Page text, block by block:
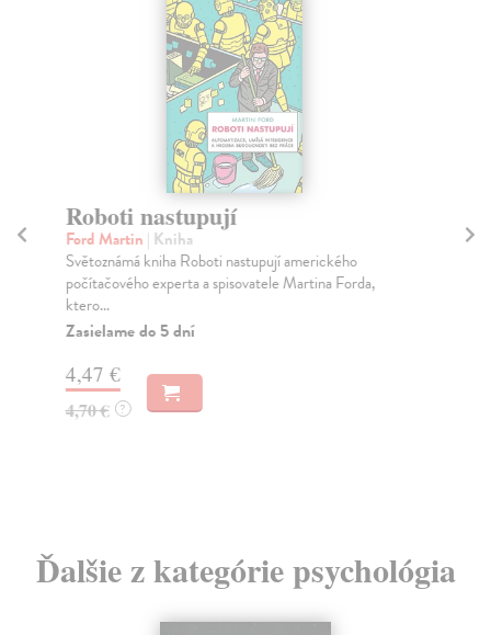
Roboti nastupují
Ford Martin | Kniha
Světoznámá kniha Roboti nastupují amerického
počítačového experta a spisovatele Martina Forda,
ktero...
Zasielame do 5 dní
4,47 €
4,70 € ?
Ďalšie z kategórie psychológia